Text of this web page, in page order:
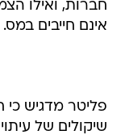
חברות, ואילו
אינם חייבים במס.
פליטר מדגיש כי
שיקולים של